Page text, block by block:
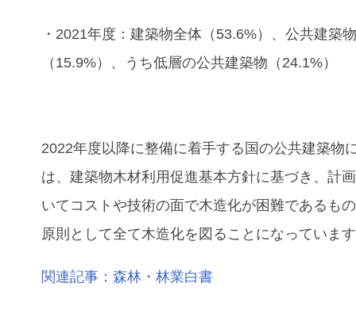
・2021年度：建築物全体（53.6%）、公共建築
（15.9%）、うち低層の公共建築物（24.1%）
2022年度以降に整備に着手する国の公共建築物
は、建築物木材利用促進基本方針に基づき、計
いてコストや技術の面で木造化が困難であるも
原則として全て木造化を図ることになっていま
関連記事：森林・林業白書